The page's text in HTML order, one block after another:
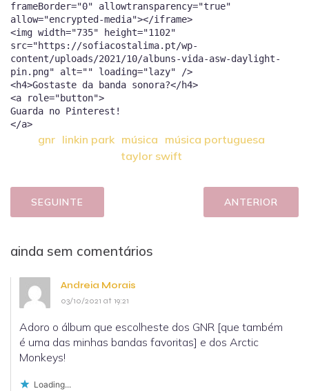
frameBorder="0" allowtransparency="true"
allow="encrypted-media"></iframe>
<img width="735" height="1102"
src="https://sofiacostalima.pt/wp-
content/uploads/2021/10/albuns-vida-asw-daylight-
pin.png" alt="" loading="lazy" />
<h4>Gostaste da banda sonora?</h4>
<a role="button">
Guarda no Pinterest!
gnr linkin park música música portuguesa
taylor swift
SEGUINTE ANTERIOR
ainda sem comentários
Andreia Morais
03/10/2021 at 19:21
Adoro o álbum que escolheste dos GNR [que também
é uma das minhas bandas favoritas] e dos Arctic
Monkeys!
Loading...